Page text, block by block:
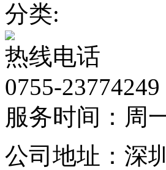
分类:
热线电话
0755-23774249
服务时间：周
公司地址：深